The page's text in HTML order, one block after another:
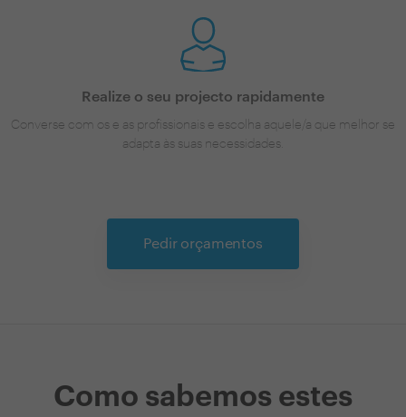
Realize o seu projecto rapidamente
Converse com os e as profissionais e escolha aquele/a que melhor se
adapta às suas necessidades.
Pedir orçamentos
Como sabemos estes